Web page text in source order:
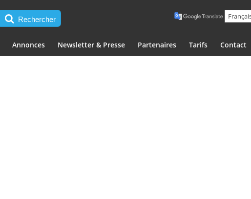
Rechercher
Annonces Newsletter & Presse Partenaires Tarifs Contact